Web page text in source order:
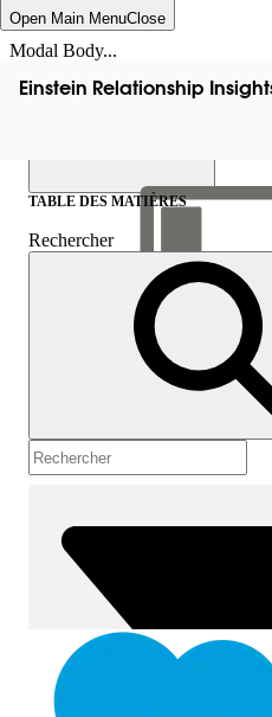
Open Main MenuClose
Modal Body...
Einstein Relationship
Afficher la table des
matières
Table des matières
TABLE DES MATIÈRES
Rechercher